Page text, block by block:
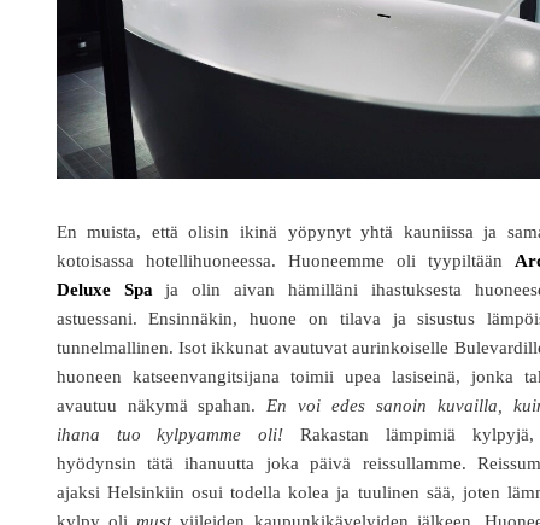
En muista, että olisin ikinä yöpynyt yhtä kauniissa ja
kotoisassa hotellihuoneessa. Huoneemme oli tyypiltään
Deluxe Spa ja olin aivan hämilläni ihastuksesta
astuessani. Ensinnäkin, huone on tilava ja sisustus
tunnelmallinen. Isot ikkunat avautuvat aurinkoiselle
huoneen katseenvangitsijana toimii upea lasiseinä, jonka
avautuu näkymä spahan. En voi edes sanoin kuvailla,
ihana tuo kylpyamme oli! Rakastan lämpimiä
hyödynsin tätä ihanuutta joka päivä reissullamme.
ajaksi Helsinkiin osui todella kolea ja tuulinen sää, joten
kylpy oli mustviileiden kaupunkikävelyiden jälkeen.